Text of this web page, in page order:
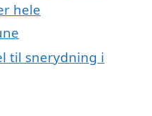
hele
til snerydning i